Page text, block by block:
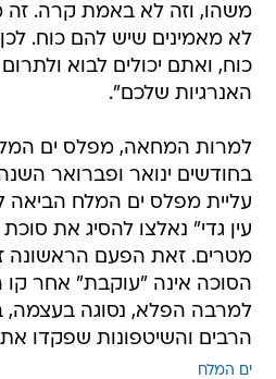
משהו, וזה לא באמת קרה.
לא מאמינים שיש להם כוח.
כוח, ואתם יכולים לבוא
האנרגיות שלכם".
למרות המחאה, מפלס ים
עליית מפלס ים המלח הביאה
עין גדי" נאלצו להסיג את
מטרים. זאת הפעם הראשונה
הסוכה אינה "עוקבת" אחר קו
למרבה הפלא, נסוגה בעצמה,
הרבים והשיטפונות שפקדו
ים המלח